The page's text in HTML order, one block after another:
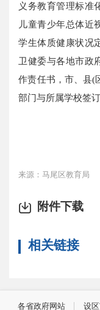
义务教育管理标准
儿童青少年总体近
学生体质健康状况
卫健委与各地市政
作责任书，市、县(
部门与所属学校签订
来源：马尾区教育局
附件下载
相关链接
各省政府网站 设